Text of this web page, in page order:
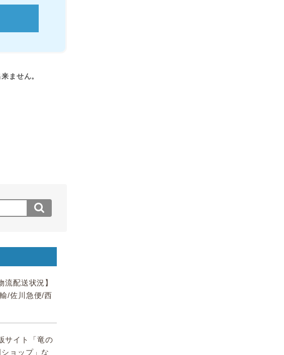
ません。
流配送状況】
/佐川急便/西
サイト「竜の
ョップ」な